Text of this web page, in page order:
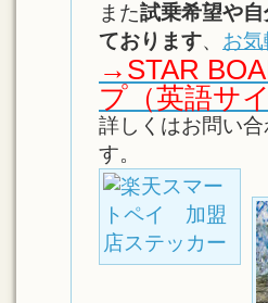
また試乗希望や
ております、 お
→STAR
プ（英語サイ
詳しくはお問い
す。